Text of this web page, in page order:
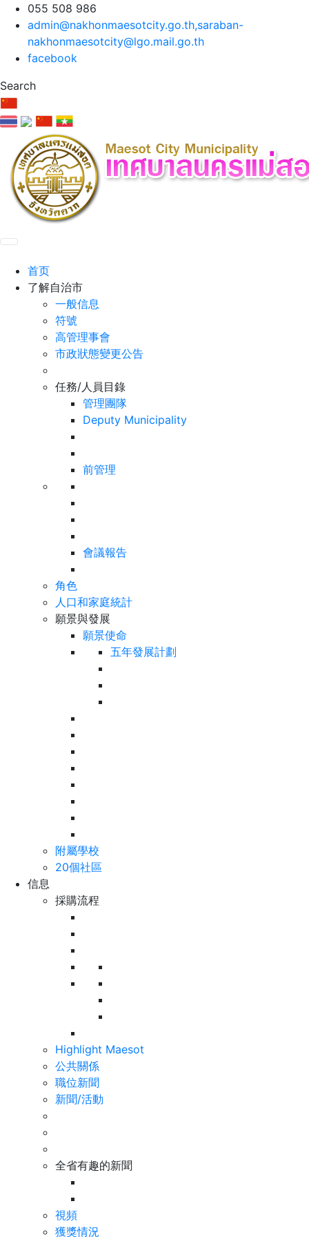
055 508 986
admin@nakhonmaesotcity.go.th,saraban-
nakhonmaesotcity@lgo.mail.go.th
facebook
Search
首页
了解自治市
一般信息
符號
高管理事會
市政狀態變更公告
任務/人員目錄
管理團隊
Deputy Municipality
前管理
會議報告
角色
人口和家庭統計
願景與發展
願景使命
五年發展計劃
附屬學校
20個社區
信息
採購流程
Highlight Maesot
公共關係
職位新聞
新聞/活動
全省有趣的新聞
視頻
獲獎情況